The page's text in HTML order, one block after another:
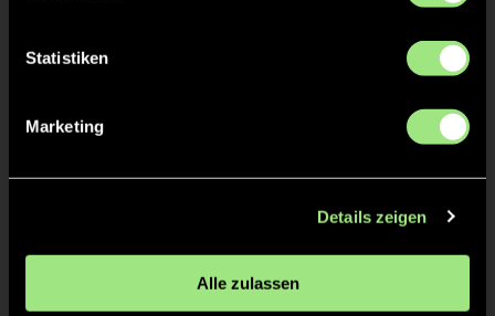
Statistiken
Marketing
Details zeigen
Alle zulassen
TW = Torwart & ETW = Ersatztorwart, K = Kapitän